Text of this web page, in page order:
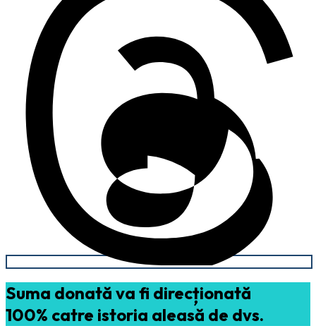
Suma donată va fi direcționată
100% catre istoria aleasă de dvs.